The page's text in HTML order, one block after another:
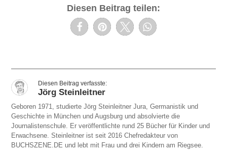
Diesen Beitrag teilen:
Jörg Steinleitner
Geboren 1971, studierte Jörg Steinleitner Jura, Germanistik und
Geschichte in München und Augsburg und absolvierte die
Journalistenschule. Er veröffentlichte rund 25 Bücher für Kinder und
Erwachsene. Steinleitner ist seit 2016 Chefredakteur von
BUCHSZENE.DE und lebt mit Frau und drei Kindern am Riegsee.